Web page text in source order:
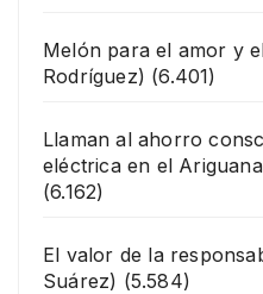
Melón para el amor y
Rodríguez) (6.401)
Llaman al ahorro
eléctrica en el
(6.162)
El valor de la
Suárez) (5.584)